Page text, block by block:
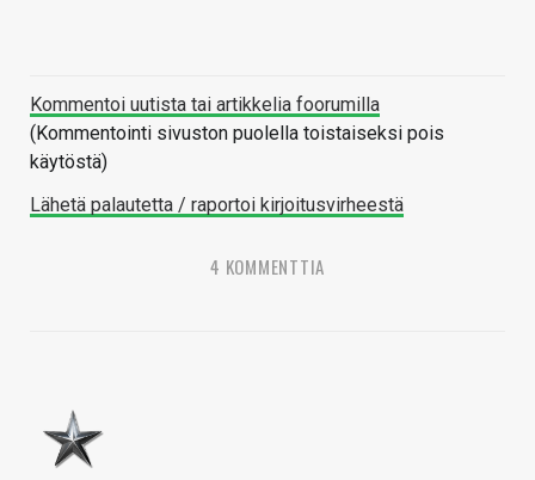
Kommentoi uutista tai artikkelia foorumilla
(Kommentointi sivuston puolella toistaiseksi pois
käytöstä)
Lähetä palautetta / raportoi kirjoitusvirheestä
4 KOMMENTTIA